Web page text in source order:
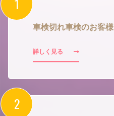
車検切れ車検のお客様
詳しく見る